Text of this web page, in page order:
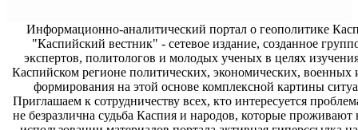
Информационно-аналитический портал о геополитике
"Каспийский вестник" - сетевое издание, созданное
экспертов, политологов и молодых ученых в целях
Каспийском регионе политических, экономических, военных
формирования на этой основе комплексной картины
Приглашаем к сотрудничеству всех, кто интересуется
не безразлична судьба Каспия и народов, которые проживают